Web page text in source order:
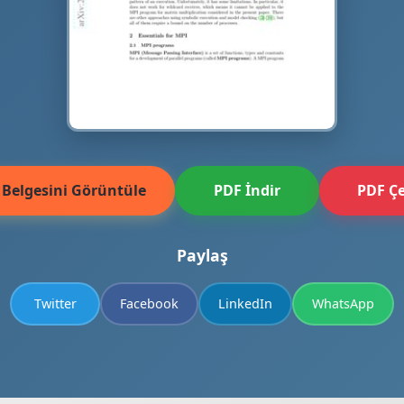
Belgesini Görüntüle PDF İndir PDF
Paylaş
Twitter Facebook LinkedIn WhatsApp